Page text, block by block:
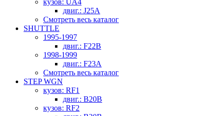
кузов: UA4
двиг.: J25A
Смотреть весь каталог
SHUTTLE
1995-1997
двиг.: F22B
1998-1999
двиг.: F23A
Смотреть весь каталог
STEP WGN
кузов: RF1
двиг.: B20B
кузов: RF2